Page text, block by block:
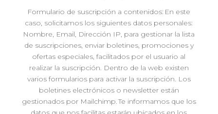
Formulario de suscripción a contenidos: En este
caso, solicitamos los siguientes datos personales:
Nombre, Email, Dirección IP, para gestionar la lista
de suscripciones, enviar boletines, promociones y
ofertas especiales, facilitados por el usuario al
realizar la suscripción. Dentro de la web existen
varios formularios para activar la suscripción. Los
boletines electrónicos o newsletter están
gestionados por Mailchimp. Te informamos que los